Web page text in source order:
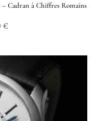
Cadran à Chiffres Romains
€